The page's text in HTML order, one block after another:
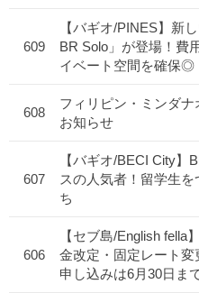
609
【バギオ/PINES】新
BR Solo」が登場！費
イベート空間を確保◎
608
フィリピン・ミンダナ
お知らせ
607
【バギオ/BECI City】
スの人気者！留学生
ち
606
【セブ島/English fella
金改定・固定レート変
申し込みは6月30日ま